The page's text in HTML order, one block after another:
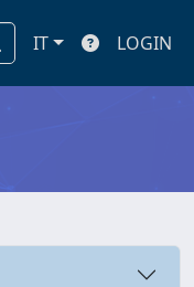
IT LOGIN